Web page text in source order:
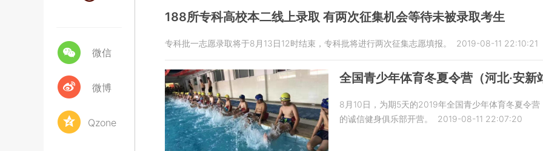
微信
微博
Qzone
188所专科高校本二线上录取 有两次征集机会等待未被录取考生
专科批一志愿录取将于8月13日12时结束，专科批将进行两次征集志愿填报。 2019-08-11 22:10:21
全国青少年体育冬夏令营（河北·安新
8月10日，为期5天的2019年全国青少年体育冬夏令
的诚信健身俱乐部开营。
2019-08-11 22:07:20